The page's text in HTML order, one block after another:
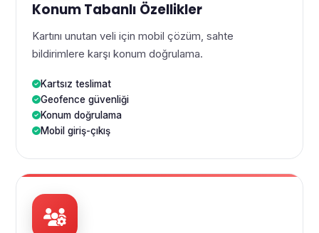
Konum Tabanlı Özellikler
Kartını unutan veli için mobil çözüm, sahte
bildirimlere karşı konum doğrulama.
Kartsız teslimat
Geofence güvenliği
Konum doğrulama
Mobil giriş-çıkış